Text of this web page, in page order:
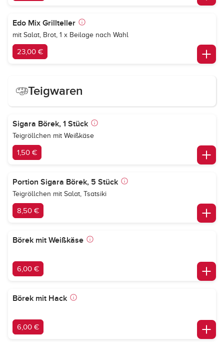
Edo Mix Grillteller
mit Salat, Brot, 1 x Beilage nach Wahl
23,00 €
Teigwaren
Sigara Börek, 1 Stück
Teigröllchen mit Weißkäse
1,50 €
Portion Sigara Börek, 5 Stück
Teigröllchen mit Salat, Tsatsiki
8,50 €
Börek mit Weißkäse
6,00 €
Börek mit Hack
6,00 €